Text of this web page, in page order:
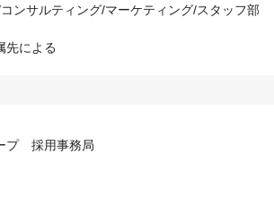
ンサルティング/マーケティング/スタッフ部
先による
プ 採用事務局